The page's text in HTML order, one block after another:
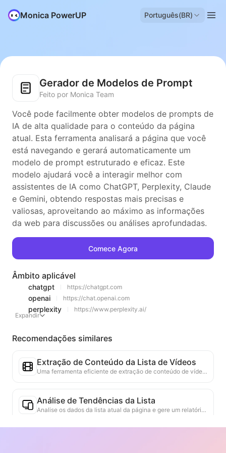
Monica PowerUP Português(BR)
Gerador de Modelos de Prompt
Feito por Monica Team
Você pode facilmente obter modelos de prompts de
IA de alta qualidade para o conteúdo da página
atual. Esta ferramenta analisará a página que você
está navegando e gerará automaticamente um
modelo de prompt estruturado e eficaz. Este
modelo ajudará você a interagir melhor com
assistentes de IA como ChatGPT, Perplexity, Claude
e Gemini, obtendo respostas mais precisas e
valiosas, aproveitando ao máximo as informações
da web para discussões ou análises aprofundadas.
Comece Agora
Âmbito aplicável
chatgpt https://chatgpt.com
openai https://chat.openai.com
perplexity
https://www.perplexity.ai/
Expandir
Recomendações similares
Extração de Conteúdo da Lista de Vídeos
Uma ferramenta eficiente de extração de conteúdo de vídeo da web, capaz de escanear rapidamente páginas da web e organizar as informações de vídeo em uma tabela Markdown estruturada.
Análise de Tendências da Lista
Analise os dados da lista atual da página e gere um relatório de tendências. Identifique categorias populares, tipos de produtos em rápida ascensão e tecnologias emergentes. Forneça insights de mercado em tempo real para ajudá-lo a entender as últimas tendências de produtos e movimentos do mercado.